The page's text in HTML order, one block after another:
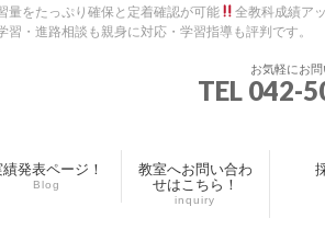
量をたっぷり確保と定着確認が可能
全教科成績ア
・進路相談も親身に対応・学習指導も評判です。
お気軽にお
TEL 042-
績発表ページ！
Blog
教室へお問い合わ
せはこちら！
inquiry